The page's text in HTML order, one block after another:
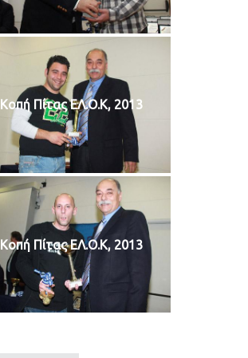
Κοπή Πίτας ΕΛ.Ο.Κ, 2013
Κοπή Πίτας ΕΛ.Ο.Κ, 2013